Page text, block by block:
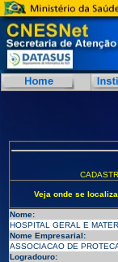
Veja onde se
Nome:
HOSPITAL GERAL E
Nome Empresarial:
ASSOCIACAO DE
Logradouro: